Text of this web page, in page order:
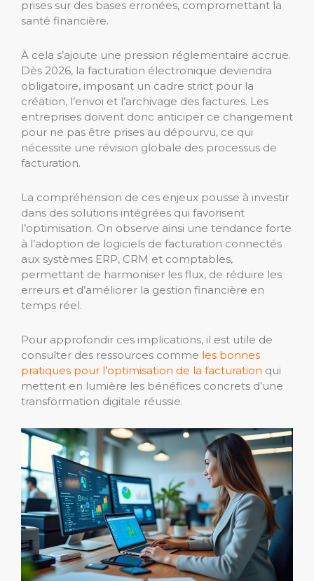
prises sur des bases erronées, compromettant la
santé financière.
À cela s’ajoute une pression réglementaire accrue.
Dès 2026, la facturation électronique deviendra
obligatoire, imposant un cadre strict pour la
création, l’envoi et l’archivage des factures. Les
entreprises doivent donc anticiper ce changement
pour ne pas être prises au dépourvu, ce qui
nécessite une révision globale des processus de
facturation.
La compréhension de ces enjeux pousse à investir
dans des solutions intégrées qui favorisent
l’optimisation. On observe ainsi une tendance forte
à l’adoption de logiciels de facturation connectés
aux systèmes ERP, CRM et comptables,
permettant de harmoniser les flux, de réduire les
erreurs et d’améliorer la gestion financière en
temps réel.
Pour approfondir ces implications, il est utile de
consulter des ressources comme les bonnes
pratiques pour l’optimisation de la facturation qui
mettent en lumière les bénéfices concrets d’une
transformation digitale réussie.